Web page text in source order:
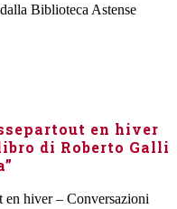
Biblioteca Astense
en hiver
di Roberto Galli
en hiver – Conversazioni